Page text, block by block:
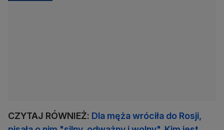
CZYTAJ RÓWNIEŻ: Dla męża wróciła do Rosji,